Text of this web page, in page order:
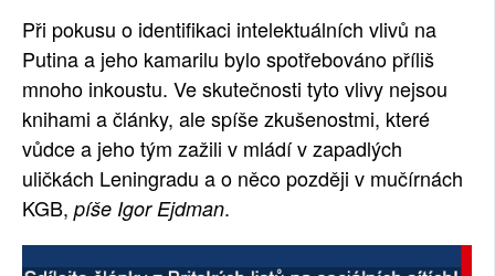
PŘÍSPĚVKY NA PROVOZ
SOCIÁLNÍ SÍTĚ
RUBRIKY
PLNÁ VERZE STRÁNEK
Při pokusu o identifikaci intelektuálních vlivů na
Putina a jeho kamarilu bylo spotřebováno příliš
mnoho inkoustu. Ve skutečnosti tyto vlivy nejsou
knihami a články, ale spíše zkušenostmi, které
vůdce a jeho tým zažili v mládí v zapadlých
uličkách Leningradu a o něco později v mučírnách
KGB, píše Igor Ejdman.